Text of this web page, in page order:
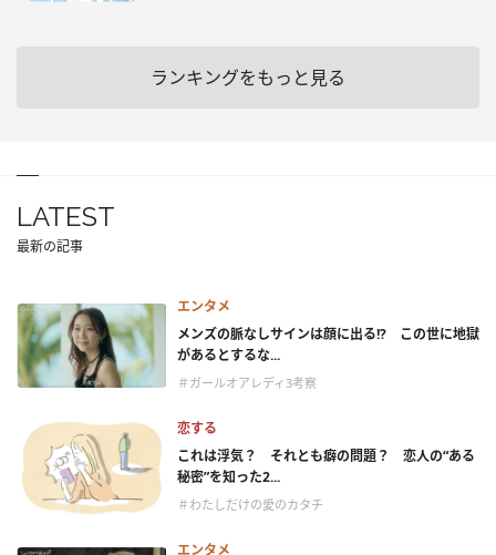
ランキングをもっと見る
LATEST
最新の記事
エンタメ
メンズの脈なしサインは顔に出る!? この世に地獄
があるとするな...
＃ガールオアレディ3考察
恋する
これは浮気？ それとも癖の問題？ 恋人の“ある
秘密”を知った2...
＃わたしだけの愛のカタチ
エンタメ